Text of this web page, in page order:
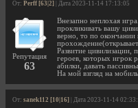
От: Perff [63|2] | Дата 2023-11-14 17:13:05
Репутация
63
Внезапно неплохая
прокликивать вашу
верно, то по
Развитие цивилизации,
героев, которых игрок
абилки, давать
На мой взгляд на
От: sanek112 [10|16] | Дата 2023-11-14